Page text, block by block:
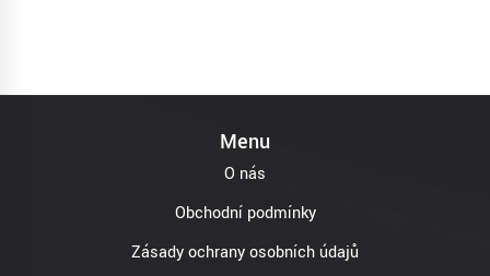
Menu
O nás
Obchodní podmínky
Zásady ochrany osobních údajů